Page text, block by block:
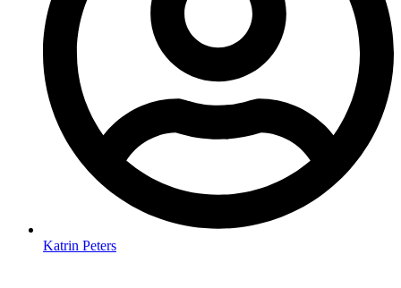
Katrin Peters